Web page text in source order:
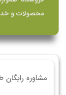
محصولات و
مشاوره